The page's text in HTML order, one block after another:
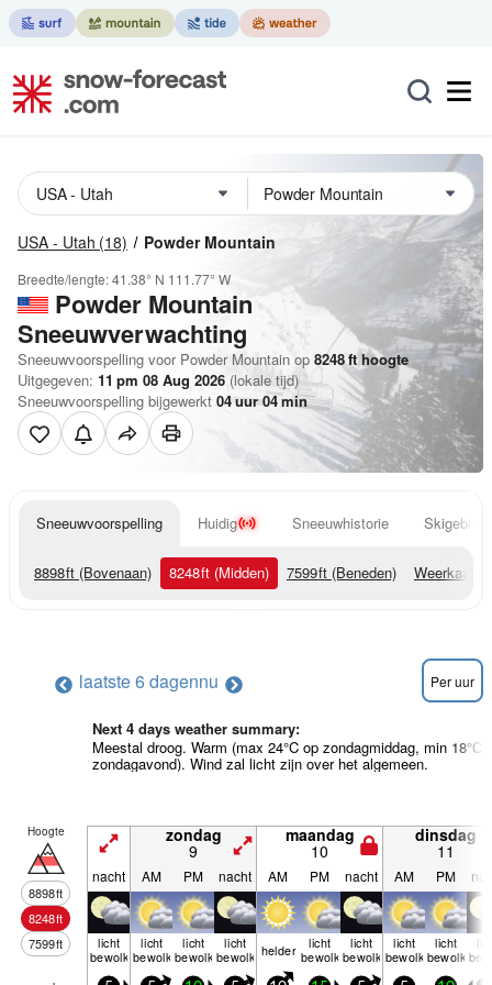
USA - Utah (18) Powder Mountain
Breedte/lengte:41.38° N 111.77° W
Powder Mountain
Sneeuwverwachting
Sneeuwvoorspelling voor Powder Mountain op 8248ft hoogte
Uitgegeven: 11 pm 08 Aug 2026 (lokale tijd)
Sneeuwvoorspelling bijgewerkt 04uur04min
Sneeuwvoorspelling Huidig Sneeuwhistorie Skigebied
8898ft (Bovenaan) 8248ft (Midden) 7599ft (Beneden)
laatste 6 dagennu Per uur
Next 4 days weather summary:
Meestal droog. Warm (max 24°C op zondagmiddag, min 18°C
zondagavond). Wind zal licht zijn over het algemeen.
Hoogte
8898ft
8248ft
7599ft
zondag
9
maandag
10
dinsdag
11
nacht AM PM nacht AM PM nacht AM PM
licht
bewolkt
licht
bewolkt
licht
bewolkt
licht
bewolkt helder licht
bewolkt
licht
bewolkt
licht
bewolkt
licht
bewolkt